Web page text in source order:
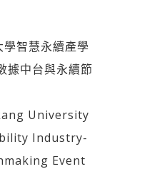
智慧永續產學
據中台與永續節
University
Industry-
Event